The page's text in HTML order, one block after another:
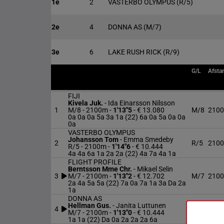
1e 2 VASTERBO OLYMPUS (R/5)
2e 4 DONNA AS (M/7)
3e 6 LAKE RUSH RICK (R/9)
G/L
1
FIJI
Kivela Juk. - Ida Einarsson Nilsson
M/8 - 2100m- 1'13"5- € 13.080
0a 0a 0a 5a 3a 1a (22) 6a 0a 5a 0a 0a
0a
M/8
2
VASTERBO OLYMPUS
Johansson Tom- Emma Smedeby
R/5 - 2100m- 1'14"6- € 10.444
4a 4a 6a 1a 2a 2a (22) 4a 7a 4a 1a
R/5
3
FLIGHT PROFILE
Berntsson Mme Chr. - Mikael Selin
M/7 - 2100m- 1'13"2- € 12.702
2a 4a 5a 5a (22) 7a 0a 7a 1a 3a Da 2a
1a
M/7
4
DONNA AS
Hellman Gus. -Janita Luttunen
M/7 - 2100m- 1'13"0- € 10.444
1a 1a (22) Da 0a 2a 2a 2a 6a